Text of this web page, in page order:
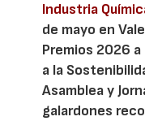
Industria
de mayo en
Premios 2026
a la
Asamblea y
galardones